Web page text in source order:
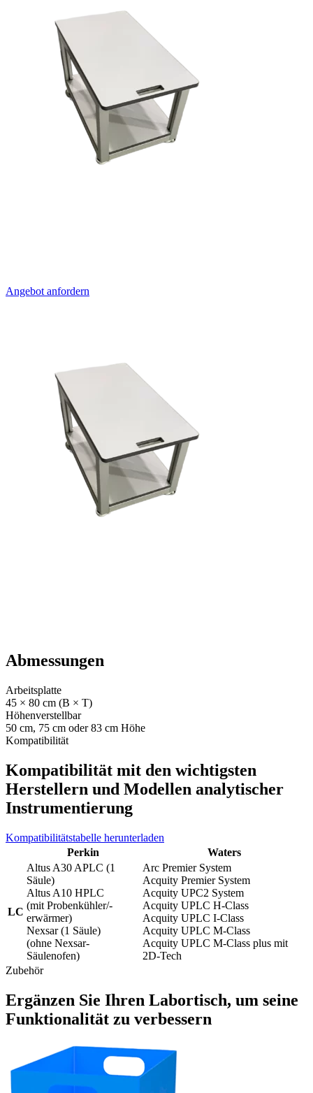
Angebot anfordern
Abmessungen
Arbeitsplatte
45 × 80 cm (B × T)
Höhenverstellbar
50 cm, 75 cm oder 83 cm Höhe
Kompatibilität
Kompatibilität mit den wichtigsten
Herstellern und Modellen analytischer
Instrumentierung
Kompatibilitätstabelle herunterladen
Perkin
Waters
LC
Altus A30 APLC (1
Säule)
Altus A10 HPLC
(mit Probenkühler/-
erwärmer)
Nexsar (1 Säule)
(ohne Nexsar-
Säulenofen)
Arc Premier System
Acquity Premier System
Acquity UPC2 System
Acquity UPLC H-Class
Acquity UPLC I-Class
Acquity UPLC M-Class
Acquity UPLC M-Class plus mit
2D-Tech
Zubehör
Ergänzen Sie Ihren Labortisch, um seine
Funktionalität zu verbessern